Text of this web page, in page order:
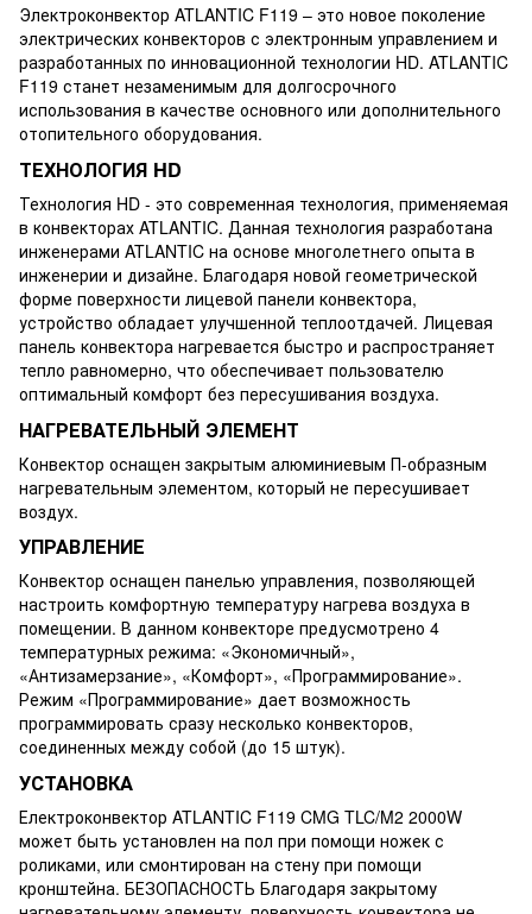
Электроконвектор ATLANTIC F119 – это новое поколение
электрических конвекторов с электронным управлением и
разработанных по инновационной технологии HD. ATLANTIC
F119 станет незаменимым для долгосрочного
использования в качестве основного или дополнительного
отопительного оборудования.
ТЕХНОЛОГИЯ HD
Технология HD - это современная технология, применяемая
в конвекторах ATLANTIC. Данная технология разработана
инженерами ATLANTIC на основе многолетнего опыта в
инженерии и дизайне. Благодаря новой геометрической
форме поверхности лицевой панели конвектора,
устройство обладает улучшенной теплоотдачей. Лицевая
панель конвектора нагревается быстро и распространяет
тепло равномерно, что обеспечивает пользователю
оптимальный комфорт без пересушивания воздуха.
НАГРЕВАТЕЛЬНЫЙ ЭЛЕМЕНТ
Конвектор оснащен закрытым алюминиевым П-образным
нагревательным элементом, который не пересушивает
воздух.
УПРАВЛЕНИЕ
Конвектор оснащен панелью управления, позволяющей
настроить комфортную температуру нагрева воздуха в
помещении. В данном конвекторе предусмотрено 4
температурных режима: «Экономичный»,
«Антизамерзание», «Комфорт», «Программирование».
Режим «Программирование» дает возможность
программировать сразу несколько конвекторов,
соединенных между собой (до 15 штук).
УСТАНОВКА
Електроконвектор ATLANTIC F119 CMG TLC/M2 2000W
может быть установлен на пол при помощи ножек с
роликами, или смонтирован на стену при помощи
кронштейна. БЕЗОПАСНОСТЬ Благодаря закрытому